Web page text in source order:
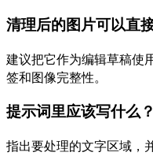
清理后的图片可以直
建议把它作为编辑草稿使
签和图像完整性。
提示词里应该写什么？
指出要处理的文字区域，